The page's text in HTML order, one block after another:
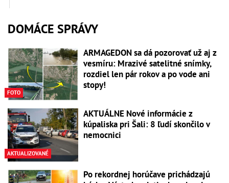
DOMÁCE SPRÁVY
FOTO
ARMAGEDON sa dá pozorovať už aj z
vesmíru: Mrazivé satelitné snímky,
rozdiel len pár rokov a po vode ani
stopy!
AKTUALIZOVANÉ
AKTUÁLNE Nové informácie z
kúpaliska pri Šali: 8 ľudí skončilo v
nemocnici
Po rekordnej horúčave prichádzajú